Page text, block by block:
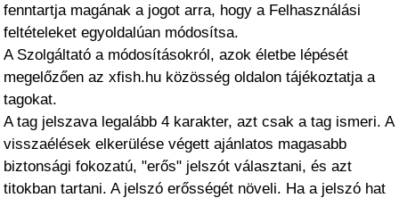
fenntartja magának a jogot arra, hogy a Felhasználási
feltételeket egyoldalúan módosítsa.
A Szolgáltató a módosításokról, azok életbe lépését
megelőzően az xfish.hu közösség oldalon tájékoztatja a
tagokat.
A tag jelszava legalább 4 karakter, azt csak a tag ismeri. A
visszaélések elkerülése végett ajánlatos magasabb
biztonsági fokozatú, "erős" jelszót választani, és azt
titokban tartani. A jelszó erősségét növeli. Ha a jelszó hat